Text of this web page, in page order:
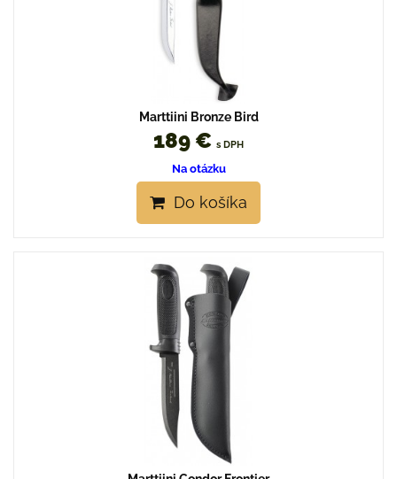
Marttiini Bronze Bird
189 € s DPH
Na otázku
Do košíka